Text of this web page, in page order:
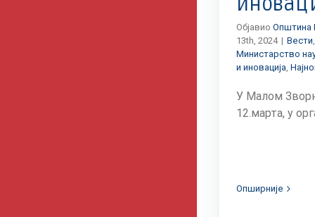
Објавио Општина
13th, 2024 | Вести
Министарство
и иновација,
У Малом
12.марта, у
Опширније